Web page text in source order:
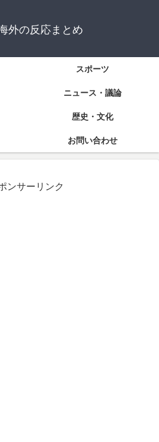
外の反応まとめ
スポーツ
ニュース・議論
歴史・文化
お問い合わせ
ンサーリンク